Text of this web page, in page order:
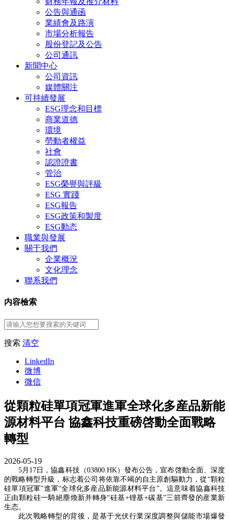
公告與通函
業績會及路演
市場分析報告
股份登記及公告
公司通訊
新聞中心
公司資訊
媒體關注
可持續發展
ESG理念和目標
商業道德
環境
勞動者權益
社會
認證證書
管治
ESG榮譽與評級
ESG 實踐
ESG報告
ESG政策和製度
ESG動态
職業與發展
關于我們
企業概況
文化理念
聯系我們
内容檢索
搜索 清空
LinkedIn
微博
微信
從顆粒硅單項冠軍進軍全球化多産品新能
源材料平台 協鑫科技重磅啓動全面戰略
轉型
2026-05-19
5月17 日，協鑫科技（03800.HK）發布公告，宣布啓動全面、深度
的戰略轉型升級，标志着公司将依靠不竭的自主原創驅動力，從“顆粒
硅單項冠軍”進軍“全球化多産品新能源材料平台”。這意味着協鑫科技
正由顆粒硅一騎絕塵煥新并轉身“硅基+锂基+碳基”三箭齊發的産業新
生态。
此次戰略轉型的背後，是基于光伏行業深度調整與儲能市場爆發